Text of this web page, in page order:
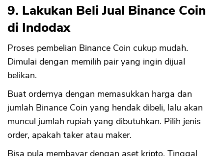
9. Lakukan Beli Jual Binance Coin
di Indodax
Proses pembelian Binance Coin cukup mudah.
Dimulai dengan memilih pair yang ingin dijual
belikan.
Buat ordernya dengan memasukkan harga dan
jumlah Binance Coin yang hendak dibeli, lalu akan
muncul jumlah rupiah yang dibutuhkan. Pilih jenis
order, apakah taker atau maker.